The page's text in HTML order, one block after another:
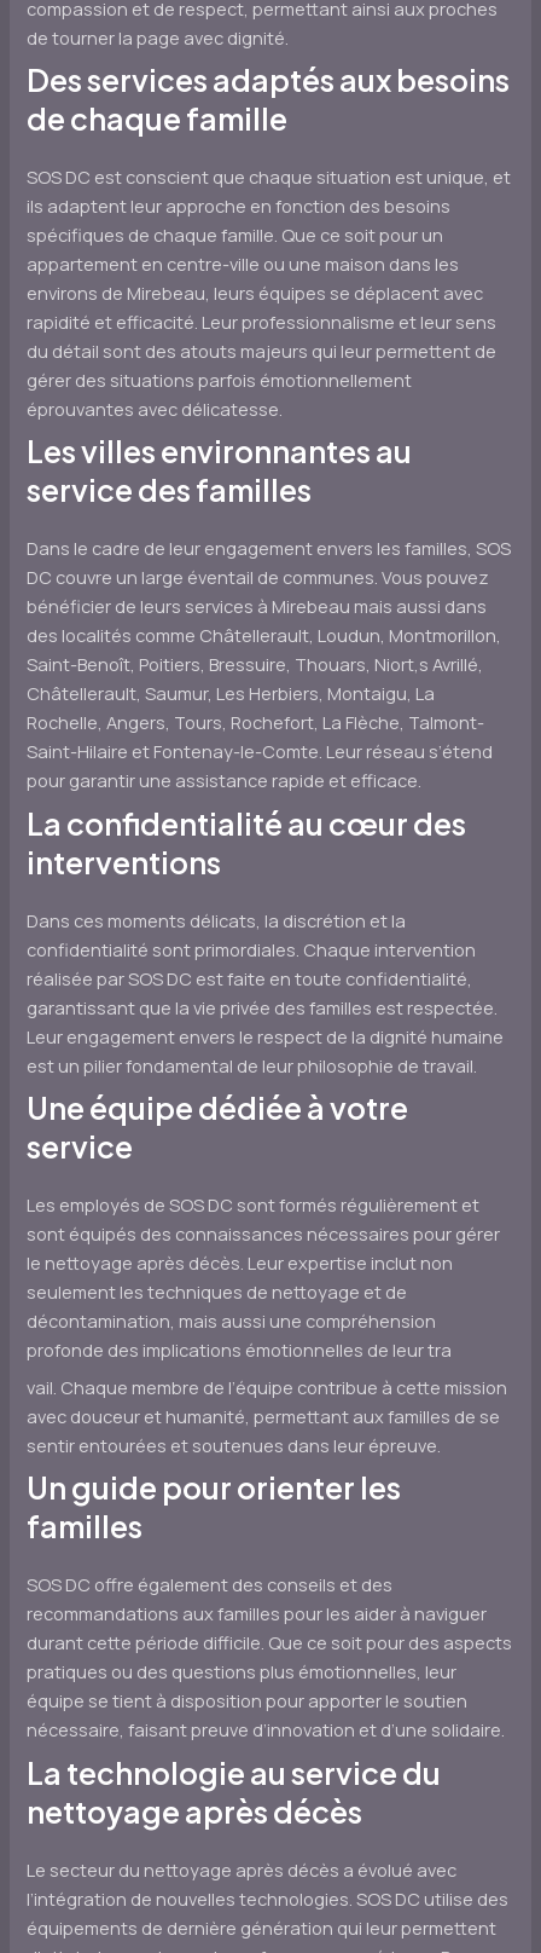
compassion et de respect, permettant ainsi aux proches
de tourner la page avec dignité.
Des services adaptés aux besoins
de chaque famille
SOS DC est conscient que chaque situation est unique, et
ils adaptent leur approche en fonction des besoins
spécifiques de chaque famille. Que ce soit pour un
appartement en centre-ville ou une maison dans les
environs de Mirebeau, leurs équipes se déplacent avec
rapidité et efficacité. Leur professionnalisme et leur sens
du détail sont des atouts majeurs qui leur permettent de
gérer des situations parfois émotionnellement
éprouvantes avec délicatesse.
Les villes environnantes au
service des familles
Dans le cadre de leur engagement envers les familles, SOS
DC couvre un large éventail de communes. Vous pouvez
bénéficier de leurs services à Mirebeau mais aussi dans
des localités comme Châtellerault, Loudun, Montmorillon,
Saint-Benoît, Poitiers, Bressuire, Thouars, Niort,s Avrillé,
Châtellerault, Saumur, Les Herbiers, Montaigu, La
Rochelle, Angers, Tours, Rochefort, La Flèche, Talmont-
Saint-Hilaire et Fontenay-le-Comte. Leur réseau s’étend
pour garantir une assistance rapide et efficace.
La confidentialité au cœur des
interventions
Dans ces moments délicats, la discrétion et la
confidentialité sont primordiales. Chaque intervention
réalisée par SOS DC est faite en toute confidentialité,
garantissant que la vie privée des familles est respectée.
Leur engagement envers le respect de la dignité humaine
est un pilier fondamental de leur philosophie de travail.
Une équipe dédiée à votre
service
Les employés de SOS DC sont formés régulièrement et
sont équipés des connaissances nécessaires pour gérer
le nettoyage après décès. Leur expertise inclut non
seulement les techniques de nettoyage et de
décontamination, mais aussi une compréhension
profonde des implications émotionnelles de leur tra
vail. Chaque membre de l’équipe contribue à cette mission
avec douceur et humanité, permettant aux familles de se
sentir entourées et soutenues dans leur épreuve.
Un guide pour orienter les
familles
SOS DC offre également des conseils et des
recommandations aux familles pour les aider à naviguer
durant cette période difficile. Que ce soit pour des aspects
pratiques ou des questions plus émotionnelles, leur
équipe se tient à disposition pour apporter le soutien
nécessaire, faisant preuve d’innovation et d’une solidaire.
La technologie au service du
nettoyage après décès
Le secteur du nettoyage après décès a évolué avec
l’intégration de nouvelles technologies. SOS DC utilise des
équipements de dernière génération qui leur permettent